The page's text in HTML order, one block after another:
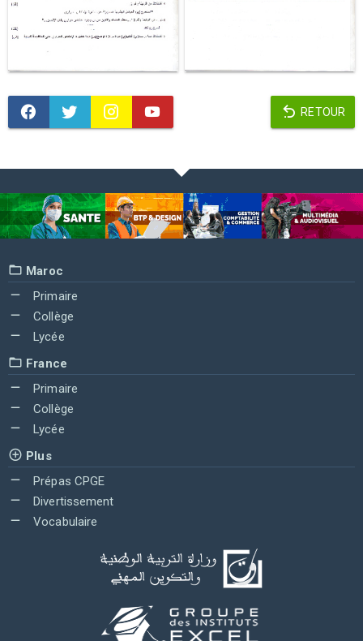
RETOUR
Maroc
Primaire
Collège
Lycée
France
Primaire
Collège
Lycée
Plus
Prépas CPGE
Divertissement
Vocabulaire